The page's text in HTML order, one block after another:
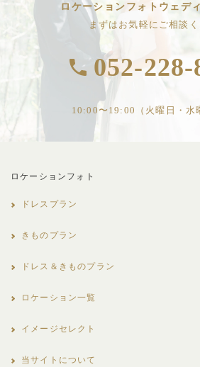
ロケーションフォトウェデ
まずはお気軽にご相談
052-228-
10:00〜19:00（火曜日・水
ロケーションフォト
ドレスプラン
きものプラン
ドレス＆きものプラン
ロケーション一覧
イメージセレクト
当サイトについて